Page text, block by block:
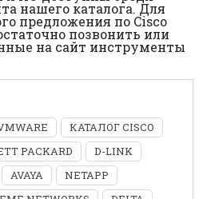
нашего каталога. Для
предложения по Cisco
позвонить или
на сайт инструменты
КАТАЛОГ CISCO
PACKARD
D-LINK
AVAYA
NETAPP